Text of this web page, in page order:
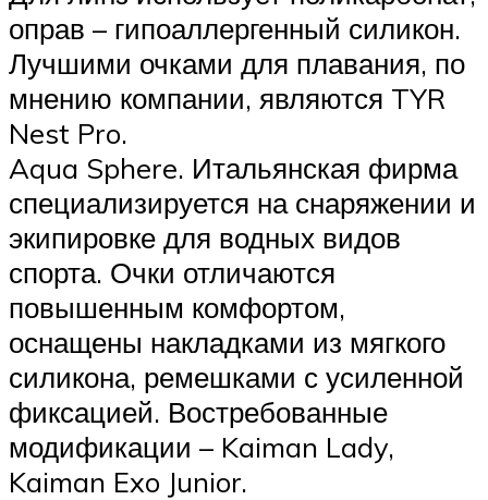
оправ – гипоаллергенный силикон.
Лучшими очками для плавания, по
мнению компании, являются TYR
Nest Pro.
Aqua Sphere. Итальянская фирма
специализируется на снаряжении и
экипировке для водных видов
спорта. Очки отличаются
повышенным комфортом,
оснащены накладками из мягкого
силикона, ремешками с усиленной
фиксацией. Востребованные
модификации – Kaiman Lady,
Kaiman Exo Junior.